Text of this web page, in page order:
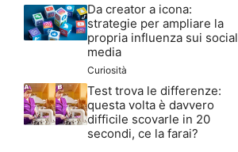
Da creator a icona:
strategie per ampliare la
propria influenza sui social
media
Curiosità
Test trova le differenze:
questa volta è davvero
difficile scovarle in 20
secondi, ce la farai?